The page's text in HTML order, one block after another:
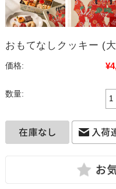
おもてなしクッキー (大
価格:
数量: